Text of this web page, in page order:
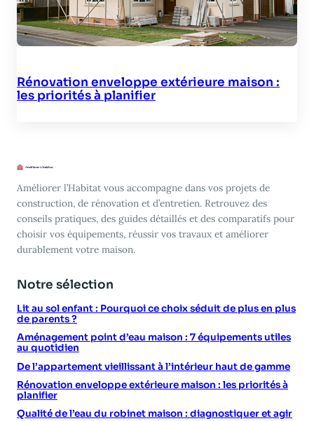
Rénovation enveloppe extérieure maison :
les priorités à planifier
Améliorer l’Habitat vous accompagne dans vos projets de
construction, de rénovation et d’entretien. Retrouvez des
conseils pratiques, des guides détaillés et des comparatifs pour
choisir vos équipements, réussir vos travaux et améliorer
durablement votre maison.
Notre sélection
Lit au sol enfant : Pourquoi ce choix séduit de plus en plus
de parents ?
Aménagement point d’eau maison : 7 équipements utiles
au quotidien
De l’appartement vieillissant à l’intérieur haut de gamme
Rénovation enveloppe extérieure maison : les priorités à
planifier
Qualité de l’eau du robinet maison : diagnostiquer et agir